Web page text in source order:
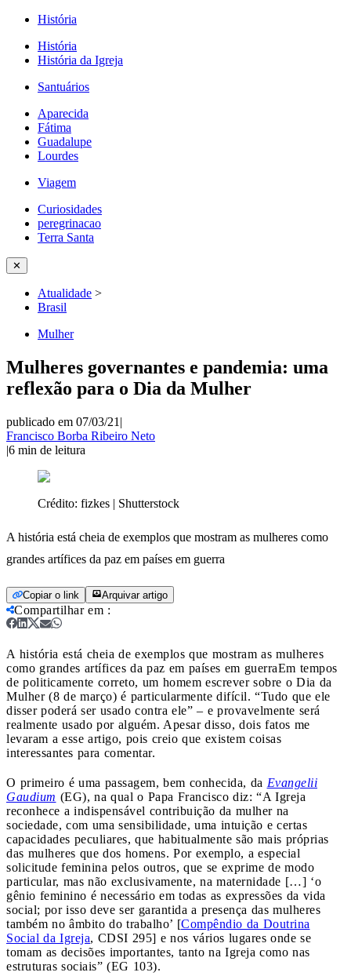
História
História
História da Igreja
Santuários
Aparecida
Fátima
Guadalupe
Lourdes
Viagem
Curiosidades
peregrinacao
Terra Santa
✕
Atualidade >
Brasil
Mulher
Mulheres governantes e pandemia: uma
reflexão para o Dia da Mulher
publicado em 07/03/21 |
Francisco Borba Ribeiro Neto
|6 min de leitura
Crédito: fizkes | Shutterstock
A história está cheia de exemplos que mostram as mulheres como
grandes artífices da paz em países em guerra
Copiar o link Arquivar artigo
Compartilhar em :
A história está cheia de exemplos que mostram as mulheres
como grandes artífices da paz em países em guerraEm tempos
de politicamente correto, um homem escrever sobre o Dia da
Mulher (8 de março) é particularmente difícil. “Tudo que ele
disser poderá ser usado contra ele” – e provavelmente será
realmente usado por alguém. Apesar disso, dois fatos me
levaram a esse artigo, pois creio que existem coisas
interessantes para comentar.
O primeiro é uma passagem, bem conhecida, da Evangelii
Gaudium (EG), na qual o Papa Francisco diz: “A Igreja
reconhece a indispensável contribuição da mulher na
sociedade, com uma sensibilidade, uma intuição e certas
capacidades peculiares, que habitualmente são mais próprias
das mulheres que dos homens. Por exemplo, a especial
solicitude feminina pelos outros, que se exprime de modo
particular, mas não exclusivamente, na maternidade […] ‘o
gênio feminino é necessário em todas as expressões da vida
social; por isso deve ser garantida a presença das mulheres
também no âmbito do trabalho’ [Compêndio da Doutrina
Social da Igreja, CDSI 295] e nos vários lugares onde se
tomam as decisões importantes, tanto na Igreja como nas
estruturas sociais” (EG 103).